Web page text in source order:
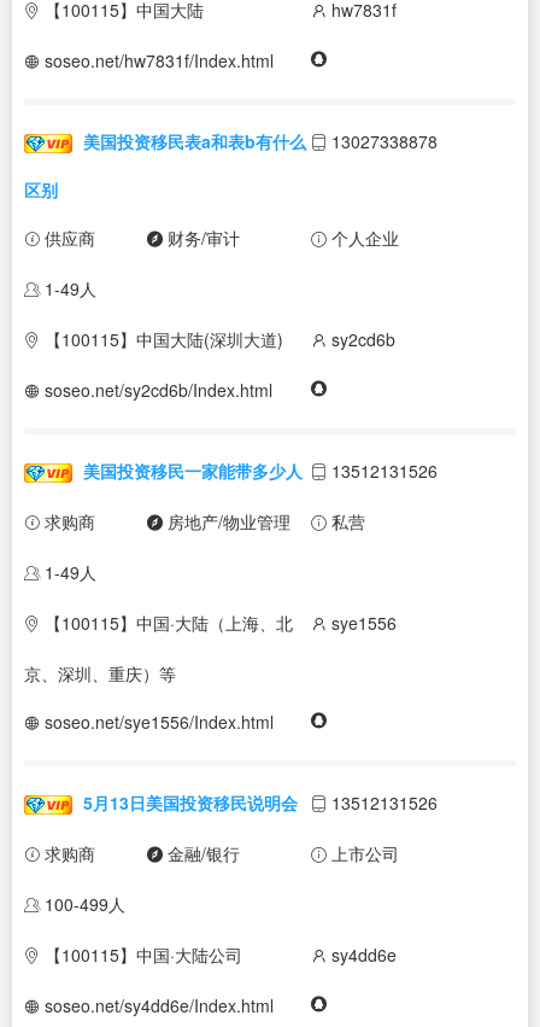
【100115】中国大陆 hw7831f
soseo.net/hw7831f/Index.html
美国投资移民表a和表b有什么
区别
13027338878
供应商 财务/审计 个人企业
1-49人
【100115】中国大陆(深圳大道) sy2cd6b
soseo.net/sy2cd6b/Index.html
美国投资移民一家能带多少人 13512131526
求购商 房地产/物业管理 私营
1-49人
【100115】中国·大陆（上海、北
京、深圳、重庆）等
sye1556
soseo.net/sye1556/Index.html
5月13日美国投资移民说明会 13512131526
求购商 金融/银行 上市公司
100-499人
【100115】中国·大陆公司 sy4dd6e
soseo.net/sy4dd6e/Index.html